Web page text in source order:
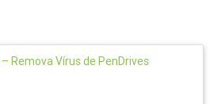
Remova Vírus de PenDrives